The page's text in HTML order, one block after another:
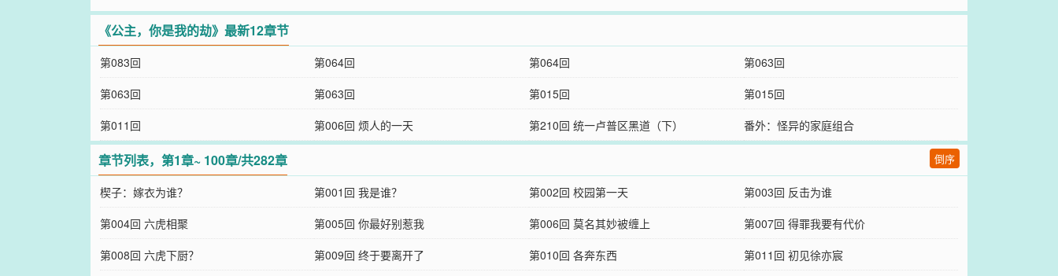
《公主，你是我的劫》最新12章节
第083回 第064回 第064回
第063回
第063回
第063回 第015回
第015回
第011回
第006回 烦人的一天 第210回 统一卢普区黑道（下） 番外：怪异的家庭组合
章节列表，第1章~ 100章/共282章 倒序
楔子：嫁衣为谁？ 第001回 我是谁？ 第002回 校园第一天
第003回 反击为谁
第004回 六虎相聚
第005回 你最好别惹我 第006回 莫名其妙被缠上
第007回 得罪我要有代价
第008回 六虎下厨？
第009回 终于要离开了 第010回 各奔东西
第011回 初见徐亦宸